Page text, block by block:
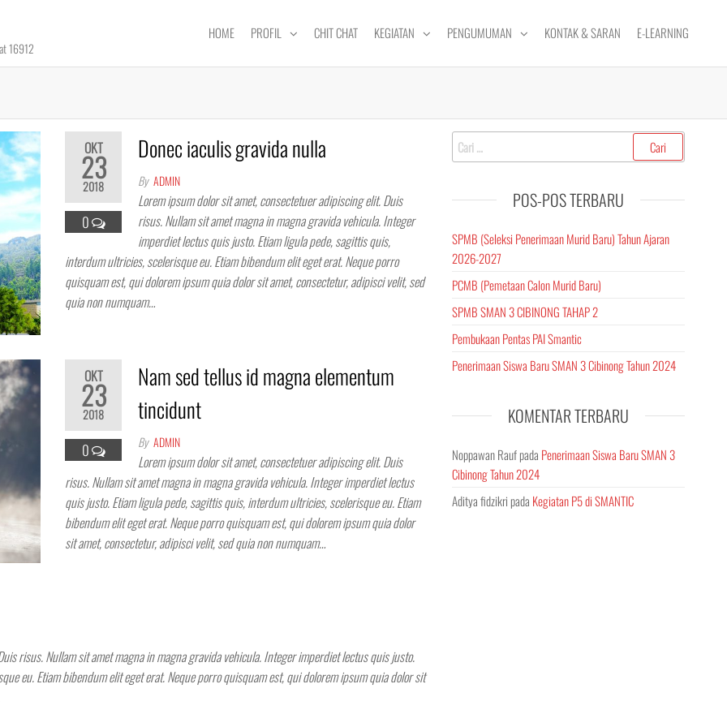
16912
HOME PROFIL CHIT CHAT KEGIATAN PENGUMUMAN KONTAK & SARAN E-LEARNING
OKT
23
2018
0
Donec iaculis gravida nulla
By ADMIN
Lorem ipsum dolor sit amet, consectetuer adipiscing elit. Duis
risus. Nullam sit amet magna in magna gravida vehicula. Integer
imperdiet lectus quis justo. Etiam ligula pede, sagittis quis,
interdum ultricies, scelerisque eu. Etiam bibendum elit eget erat. Neque porro
quisquam est, qui dolorem ipsum quia dolor sit amet, consectetur, adipisci velit, sed
quia non numquam…
OKT
23
2018
0
Nam sed tellus id magna elementum
tincidunt
By ADMIN
Lorem ipsum dolor sit amet, consectetuer adipiscing elit. Duis
risus. Nullam sit amet magna in magna gravida vehicula. Integer imperdiet lectus
quis justo. Etiam ligula pede, sagittis quis, interdum ultricies, scelerisque eu. Etiam
bibendum elit eget erat. Neque porro quisquam est, qui dolorem ipsum quia dolor
sit amet, consectetur, adipisci velit, sed quia non numquam…
risus. Nullam sit amet magna in magna gravida vehicula. Integer imperdiet lectus quis justo.
eu. Etiam bibendum elit eget erat. Neque porro quisquam est, qui dolorem ipsum quia dolor sit
Cari
untuk:
POS-POS TERBARU
SPMB (Seleksi Penerimaan Murid Baru) Tahun Ajaran
2026-2027
PCMB (Pemetaan Calon Murid Baru)
SPMB SMAN 3 CIBINONG TAHAP 2
Pembukaan Pentas PAI Smantic
Penerimaan Siswa Baru SMAN 3 Cibinong Tahun 2024
KOMENTAR TERBARU
Noppawan Raufpada Penerimaan Siswa Baru SMAN 3
Cibinong Tahun 2024
Aditya fidzikripada Kegiatan P5 di SMANTIC